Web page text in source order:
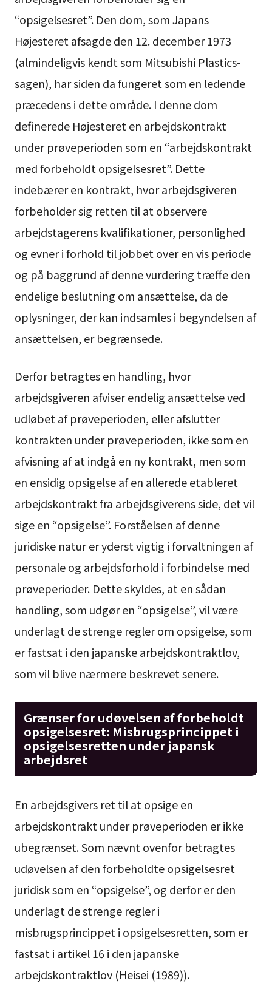
“opsigelsesret”. Den dom, som Japans
Højesteret afsagde den 12. december 1973
(almindeligvis kendt som Mitsubishi Plastics-
sagen), har siden da fungeret som en ledende
præcedens i dette område. I denne dom
definerede Højesteret en arbejdskontrakt
under prøveperioden som en “arbejdskontrakt
med forbeholdt opsigelsesret”. Dette
indebærer en kontrakt, hvor arbejdsgiveren
forbeholder sig retten til at observere
arbejdstagerens kvalifikationer, personlighed
og evner i forhold til jobbet over en vis periode
og på baggrund af denne vurdering træffe den
endelige beslutning om ansættelse, da de
oplysninger, der kan indsamles i begyndelsen af
ansættelsen, er begrænsede.
Derfor betragtes en handling, hvor
arbejdsgiveren afviser endelig ansættelse ved
udløbet af prøveperioden, eller afslutter
kontrakten under prøveperioden, ikke som en
afvisning af at indgå en ny kontrakt, men som
en ensidig opsigelse af en allerede etableret
arbejdskontrakt fra arbejdsgiverens side, det vil
sige en “opsigelse”. Forståelsen af denne
juridiske natur er yderst vigtig i forvaltningen af
personale og arbejdsforhold i forbindelse med
prøveperioder. Dette skyldes, at en sådan
handling, som udgør en “opsigelse”, vil være
underlagt de strenge regler om opsigelse, som
er fastsat i den japanske arbejdskontraktlov,
som vil blive nærmere beskrevet senere.
Grænser for udøvelsen af forbeholdt
opsigelsesret: Misbrugsprincippet i
opsigelsesretten under japansk
arbejdsret
En arbejdsgivers ret til at opsige en
arbejdskontrakt under prøveperioden er ikke
ubegrænset. Som nævnt ovenfor betragtes
udøvelsen af den forbeholdte opsigelsesret
juridisk som en “opsigelse”, og derfor er den
underlagt de strenge regler i
misbrugsprincippet i opsigelsesretten, som er
fastsat i artikel 16 i den japanske
arbejdskontraktlov (Heisei (1989)).